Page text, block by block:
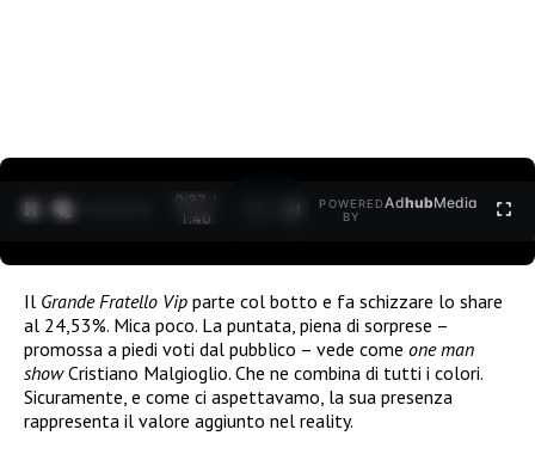
0:27 /
1:40
POWERED
BY
AdhubMedia
Il Grande Fratello Vip parte col botto e fa schizzare lo share
al 24,53%. Mica poco. La puntata, piena di sorprese –
promossa a piedi voti dal pubblico – vede come one man
showCristiano Malgioglio. Che ne combina di tutti i colori.
Sicuramente, e come ci aspettavamo, la sua presenza
rappresenta il valore aggiunto nel reality.